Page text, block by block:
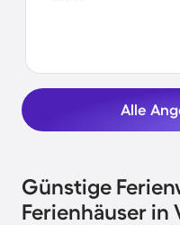
Alle
Günstige
Ferienhäuser in